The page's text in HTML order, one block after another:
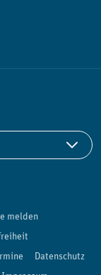
melden
Datenschutz